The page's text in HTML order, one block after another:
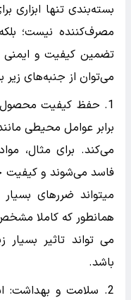
بسته‌بندی تنها ابزاری
مصرف‌کننده نیست؛
تضمین کیفیت و
می‌توان از جنبه‌های زیر
1. حفظ کیفیت محصول:
برابر عوامل محیطی
می‌کند. برای مثال،
فاسد می‌شوند و کیفیت
میتواند ضررهای
همانطور که کاملا
می تواند تاثیر
باشد.
2. سلامت و بهداشت: